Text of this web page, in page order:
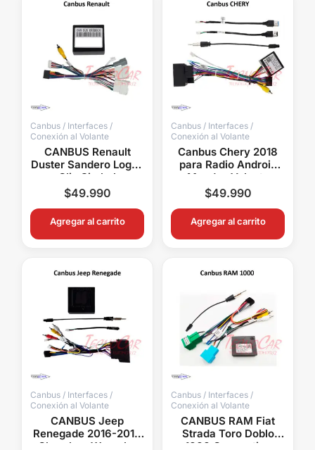
Canbus / Interfaces /
Conexión al Volante
CANBUS Renault
Duster Sandero Logan
Clio Simbol
Connection Mandos
Volante
$49.990
Agregar al carrito
Canbus / Interfaces /
Conexión al Volante
Canbus Chery 2018
para Radio Android
Mandos Volante
Cámara USB
Connection
$49.990
Agregar al carrito
Canbus / Interfaces /
Conexión al Volante
CANBUS Jeep
Renegade 2016-2018
Cherokee Wrangler
Canbus / Interfaces /
Conexión al Volante
CANBUS RAM Fiat
Strada Toro Doblo
1000 Connection